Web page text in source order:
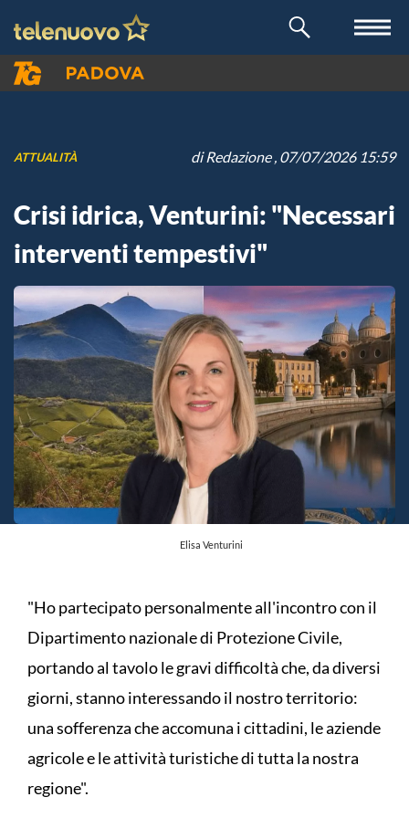
ATTUALITÀ diRedazione, 07/07/2026 15:59
Crisi idrica, Venturini: "Necessari
interventi tempestivi"
Elisa Venturini
"Ho partecipato personalmente all'incontro con il
Dipartimento nazionale di Protezione Civile,
portando al tavolo le gravi difficoltà che, da diversi
giorni, stanno interessando il nostro territorio:
una sofferenza che accomuna i cittadini, le aziende
agricole e le attività turistiche di tutta la nostra
regione".